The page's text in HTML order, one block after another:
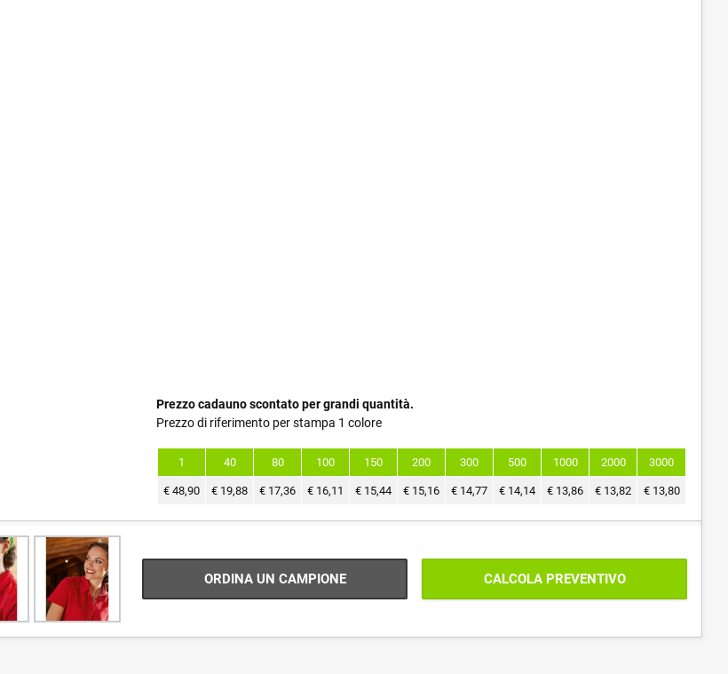
Prezzo cadauno scontato per grandi quantità.
Prezzo di riferimento per stampa 1 colore
1 40 80 100 150 200 300 500 1000 2000 3000
€ 48,90 € 19,88 € 17,36 € 16,11 € 15,44 € 15,16 € 14,77 € 14,14 € 13,86 € 13,82 € 13,80
ORDINA UN CAMPIONE CALCOLA PREVENTIVO